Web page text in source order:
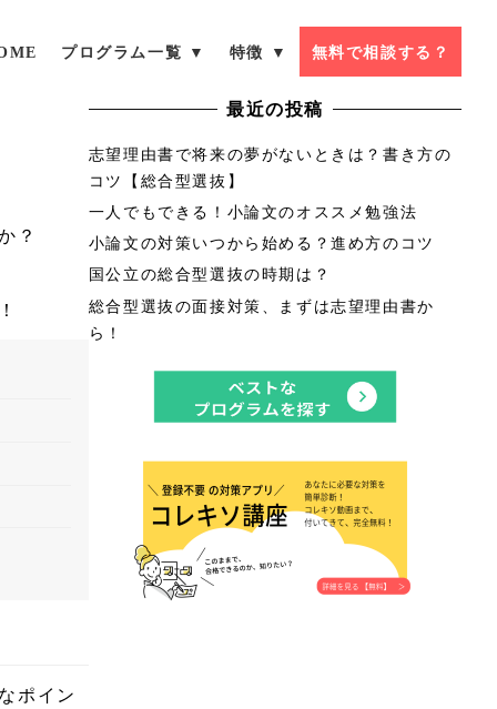
プログラム一覧 ▼ 特徴 ▼ 無料で相談する？
？
ポイン
最近の投稿
志望理由書で将来の夢がないときは？書き方の
コツ【総合型選抜】
一人でもできる！小論文のオススメ勉強法
小論文の対策いつから始める？進め方のコツ
国公立の総合型選抜の時期は？
総合型選抜の面接対策、まずは志望理由書か
ら！